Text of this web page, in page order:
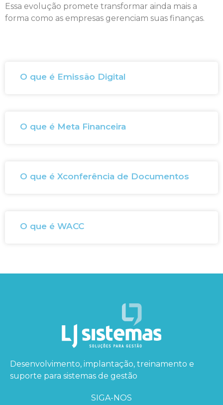
Essa evolução promete transformar ainda mais a
forma como as empresas gerenciam suas finanças.
O que é Emissão Digital
O que é Meta Financeira
O que é Xconferência de Documentos
O que é WACC
Desenvolvimento, implantação, treinamento e
suporte para sistemas de gestão
SIGA-NOS